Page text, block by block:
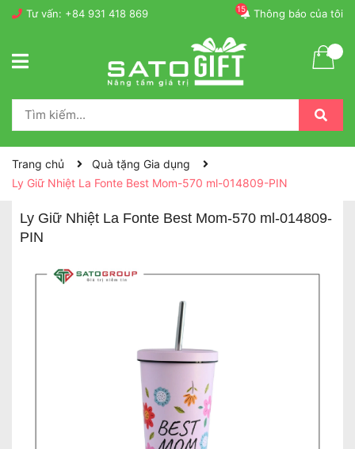
Tư vấn: +84 931 418 869 Thông báo của tôi
15
Trang chủ
Quà tặng Gia dụng
Ly Giữ Nhiệt La Fonte Best Mom-570 ml-014809-PIN
Ly Giữ Nhiệt La Fonte Best Mom-570 ml-014809-
PIN